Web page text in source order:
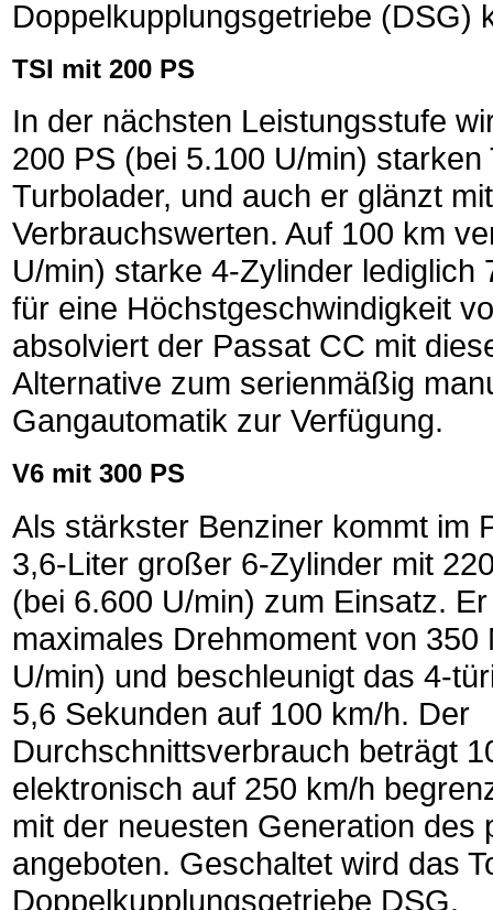
Doppelkupplungsgetriebe (DSG)
TSI mit 200 PS
In der nächsten Leistungsstufe
200 PS (bei 5.100 U/min)
Turbolader, und auch er glänzt
Verbrauchswerten. Auf 100 km
U/min) starke 4-Zylinder
für eine Höchstgeschwindigkeit
absolviert der Passat CC mit
Alternative zum serienmäßig
Gangautomatik zur Verfügung.
V6 mit 300 PS
Als stärkster Benziner kommt im
3,6-Liter großer 6-Zylinder mit
(bei 6.600 U/min) zum Einsatz.
maximales Drehmoment von 350
U/min) und beschleunigt das 4-
5,6 Sekunden auf 100 km/h. Der
Durchschnittsverbrauch beträgt
elektronisch auf 250 km/h
mit der neuesten Generation des
angeboten. Geschaltet wird das
Doppelkupplungsgetriebe DSG.